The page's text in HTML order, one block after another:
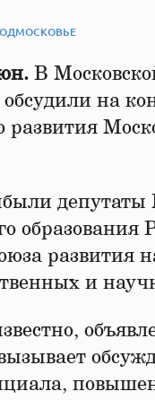
В
на
развития
образования
развития
и